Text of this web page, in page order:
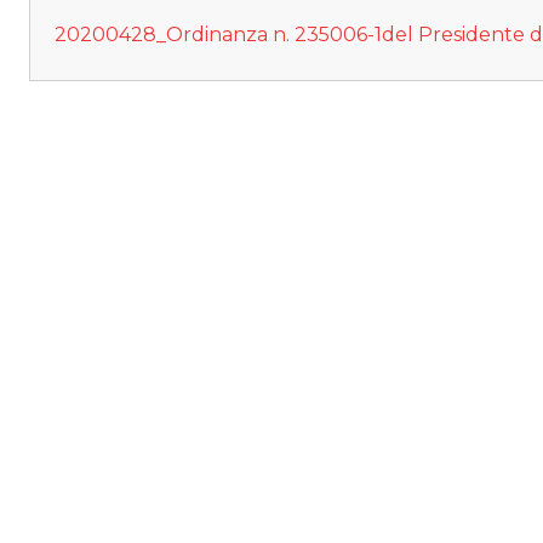
20200428_Ordinanza n. 235006-1del Presidente